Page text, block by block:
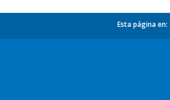
Esta página en: